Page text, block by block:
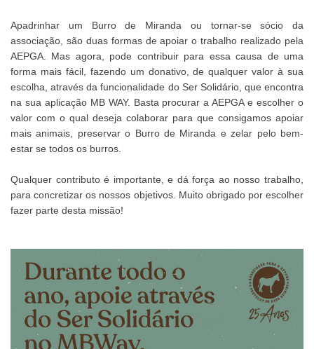
Apadrinhar um Burro de Miranda ou tornar-se sócio da
associação, são duas formas de apoiar o trabalho realizado pela
AEPGA. Mas agora, pode contribuir para essa causa de uma
forma mais fácil, fazendo um donativo, de qualquer valor à sua
escolha, através da funcionalidade do Ser Solidário, que encontra
na sua aplicação MB WAY. Basta procurar a AEPGA e escolher o
valor com o qual deseja colaborar para que consigamos apoiar
mais animais, preservar o Burro de Miranda e zelar pelo bem-
estar se todos os burros.
Qualquer contributo é importante, e dá força ao nosso trabalho,
para concretizar os nossos objetivos. Muito obrigado por escolher
fazer parte desta missão!